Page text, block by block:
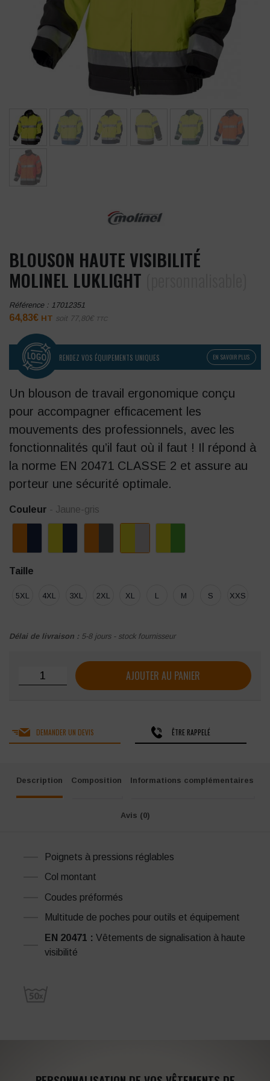
BLOUSON HAUTE VISIBILITÉ
MOLINEL LUKLIGHT
Référence : 17012351
64,83€ HT soit 77,80€ TTC
RENDEZ VOS ÉQUIPEMENTS UNIQUES EN SAVOIR PLUS
Un blouson de travail ergonomique conçu
pour accompagner efficacement les
mouvements des professionnels, avec les
fonctionnalités qu’il faut où il faut ! Il répond à
la norme EN 20471 CLASSE 2 et assure au
porteur une sécurité optimale.
Couleur - Jaune-gris
Taille
5XL 4XL 3XL 2XL XL L M S XXS
Délai de livraison : 5-8 jours - stock fournisseur
quantité de Blouson haute visibilité Molinel Luklight
AJOUTER AU PANIER
DEMANDER UN DEVIS ÊTRE RAPPELÉ
Description Composition Informations complémentaires
Avis (0)
Poignets à pressions réglables
Col montant
Coudes préformés
Multitude de poches pour outils et équipement
EN 20471 : Vêtements de signalisation à haute
visibilité